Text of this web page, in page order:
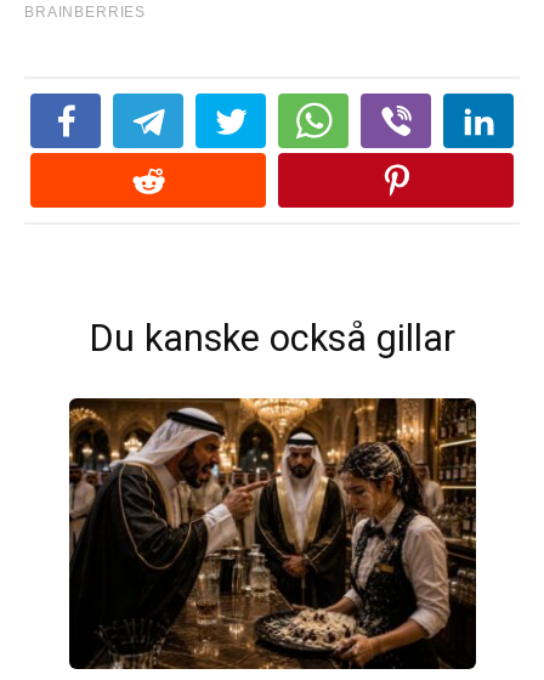
Du kanske också gillar